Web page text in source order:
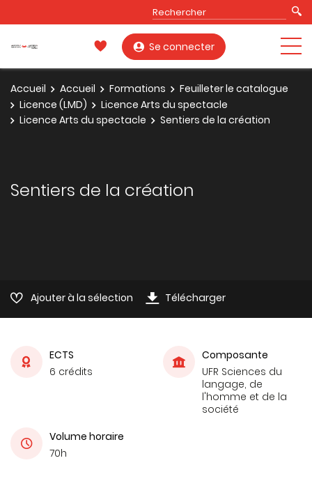
Se connecter
Accueil Accueil Formations
Feuilleter le catalogue
Licence (LMD)
Licence Arts du spectacle
Licence Arts du spectacle
Sentiers de la création
Sentiers de la création
Ajouter à la sélection Télécharger
ECTS
6 crédits
Composante
UFR Sciences du
langage, de
l'homme et de la
société
Volume horaire
70h